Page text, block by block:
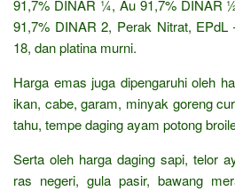
91,7% DINAR ¼, Au 91,7% DINAR
91,7% DINAR 2, Perak Nitrat,
18, dan platina murni.
Harga emas juga dipengaruhi oleh
ikan, cabe, garam, minyak goreng
tahu, tempe daging ayam potong
Serta oleh harga daging sapi, telor
ras negeri, gula pasir, bawang